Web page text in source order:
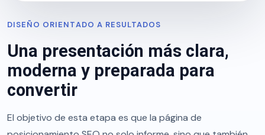
DISEÑO ORIENTADO A RESULTADOS
Una presentación más clara,
moderna y preparada para
convertir
El objetivo de esta etapa es que la página de